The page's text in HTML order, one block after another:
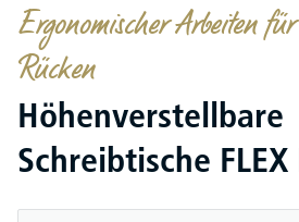
Ergonomischer Arbeiten
Rücken
Höhenverstellbare
Schreibtische FLEX